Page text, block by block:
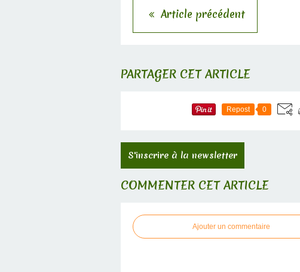
Article précédent
PARTAGER CET ARTICLE
Repost 0
S'inscrire à la newsletter
COMMENTER CET ARTICLE
Ajouter un commentaire